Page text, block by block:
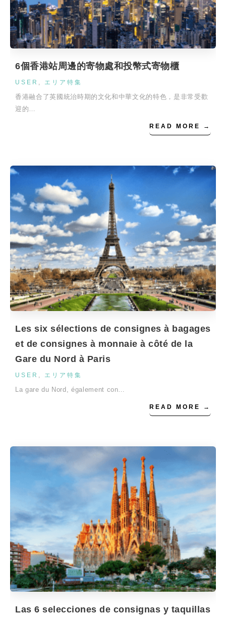
6個香港站周邊的寄物處和投幣式寄物櫃
USER , エリア特集
香港融合了英國統治時期的文化和中華文化的特色，是非常受歡
迎的…
READ MORE →
Les six sélections de consignes à bagages
et de consignes à monnaie à côté de la
Gare du Nord à Paris
USER , エリア特集
La gare du Nord, également con…
READ MORE →
Las 6 selecciones de consignas y taquillas